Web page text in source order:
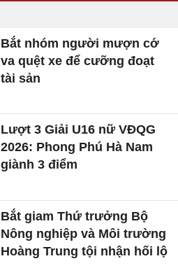
Bắt nhóm người mượn cớ
va quệt xe để cưỡng đoạt
tài sản
Lượt 3 Giải U16 nữ VĐQG
2026: Phong Phú Hà Nam
giành 3 điểm
Bắt giam Thứ trưởng Bộ
Nông nghiệp và Môi trường
Hoàng Trung tội nhận hối lộ